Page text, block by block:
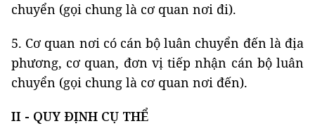
chuyển (gọi chung là cơ quan nơi đi).
5. Cơ quan nơi có cán bộ luân chuyển đến là địa
phương, cơ quan, đơn vị tiếp nhận cán bộ luân
chuyển (gọi chung là cơ quan nơi đến).
II - QUY ĐỊNH CỤ THỂ